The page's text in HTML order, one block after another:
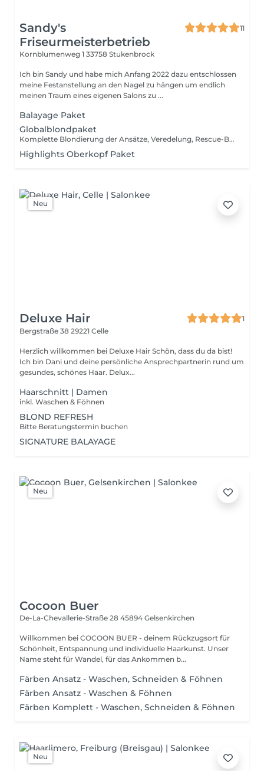
Sandy's
Friseurmeisterbetrieb
11
Kornblumenweg 1 33758 Stukenbrock
Ich bin Sandy und habe mich Anfang 2022 dazu entschlossen
meine Festanstellung an den Nagel zu hängen um endlich
meinen Traum eines eigenen Salons zu ...
Balayage Paket
Globalblondpaket
Komplette Blondierung der Ansätze, Veredelung, Rescue-Behandlung, Schnitt und Blowout/Styling
Highlights Oberkopf Paket
Neu
Deluxe Hair
1
Bergstraße 38 29221 Celle
Herzlich willkommen bei Deluxe Hair Schön, dass du da bist!
Ich bin Dani und deine persönliche Ansprechpartnerin rund um
gesundes, schönes Haar. Delux...
Haarschnitt | Damen
inkl. Waschen & Föhnen
BLOND REFRESH
Bitte Beratungstermin buchen
SIGNATURE BALAYAGE
Neu
Cocoon Buer
De-La-Chevallerie-Straße 28 45894 Gelsenkirchen
Willkommen bei COCOON BUER - deinem Rückzugsort für
Schönheit, Entspannung und individuelle Haarkunst. Unser
Name steht für Wandel, für das Ankommen b...
Färben Ansatz - Waschen, Schneiden & Föhnen
Färben Ansatz - Waschen & Föhnen
Färben Komplett - Waschen, Schneiden & Föhnen
Neu